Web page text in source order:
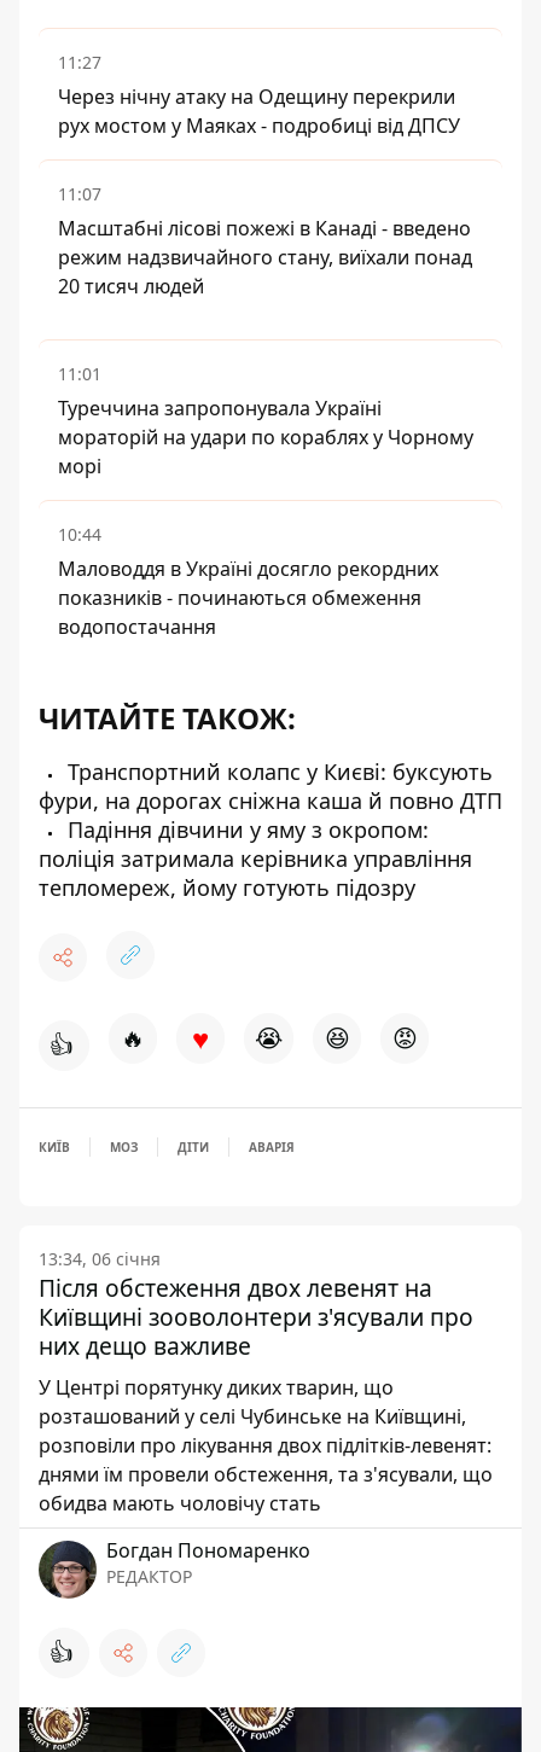
11:27
Через нічну атаку на Одещину перекрили
рух мостом у Маяках - подробиці від ДПСУ
11:07
Масштабні лісові пожежі в Канаді - введено
режим надзвичайного стану, виїхали понад
20 тисяч людей
11:01
Туреччина запропонувала Україні
мораторій на удари по кораблях у Чорному
морі
10:44
Маловоддя в Україні досягло рекордних
показників - починаються обмеження
водопостачання
ЧИТАЙТЕ ТАКОЖ:
Транспортний колапс у Києві: буксують
фури, на дорогах сніжна каша й повно ДТП
Падіння дівчини у яму з окропом:
поліція затримала керівника управління
тепломереж, йому готують підозру
👍 🔥 ♥ 😭 😆 😡
КИЇВ МОЗ ДІТИ АВАРІЯ
13:34, 06 січня
Після обстеження двох левенят на
Київщині зооволонтери з'ясували про
них дещо важливе
У Центрі порятунку диких тварин, що
розташований у селі Чубинське на Київщині,
розповіли про лікування двох підлітків-левенят:
днями їм провели обстеження, та з'ясували, що
обидва мають чоловічу стать
Богдан Пономаренко
РЕДАКТОР
👍